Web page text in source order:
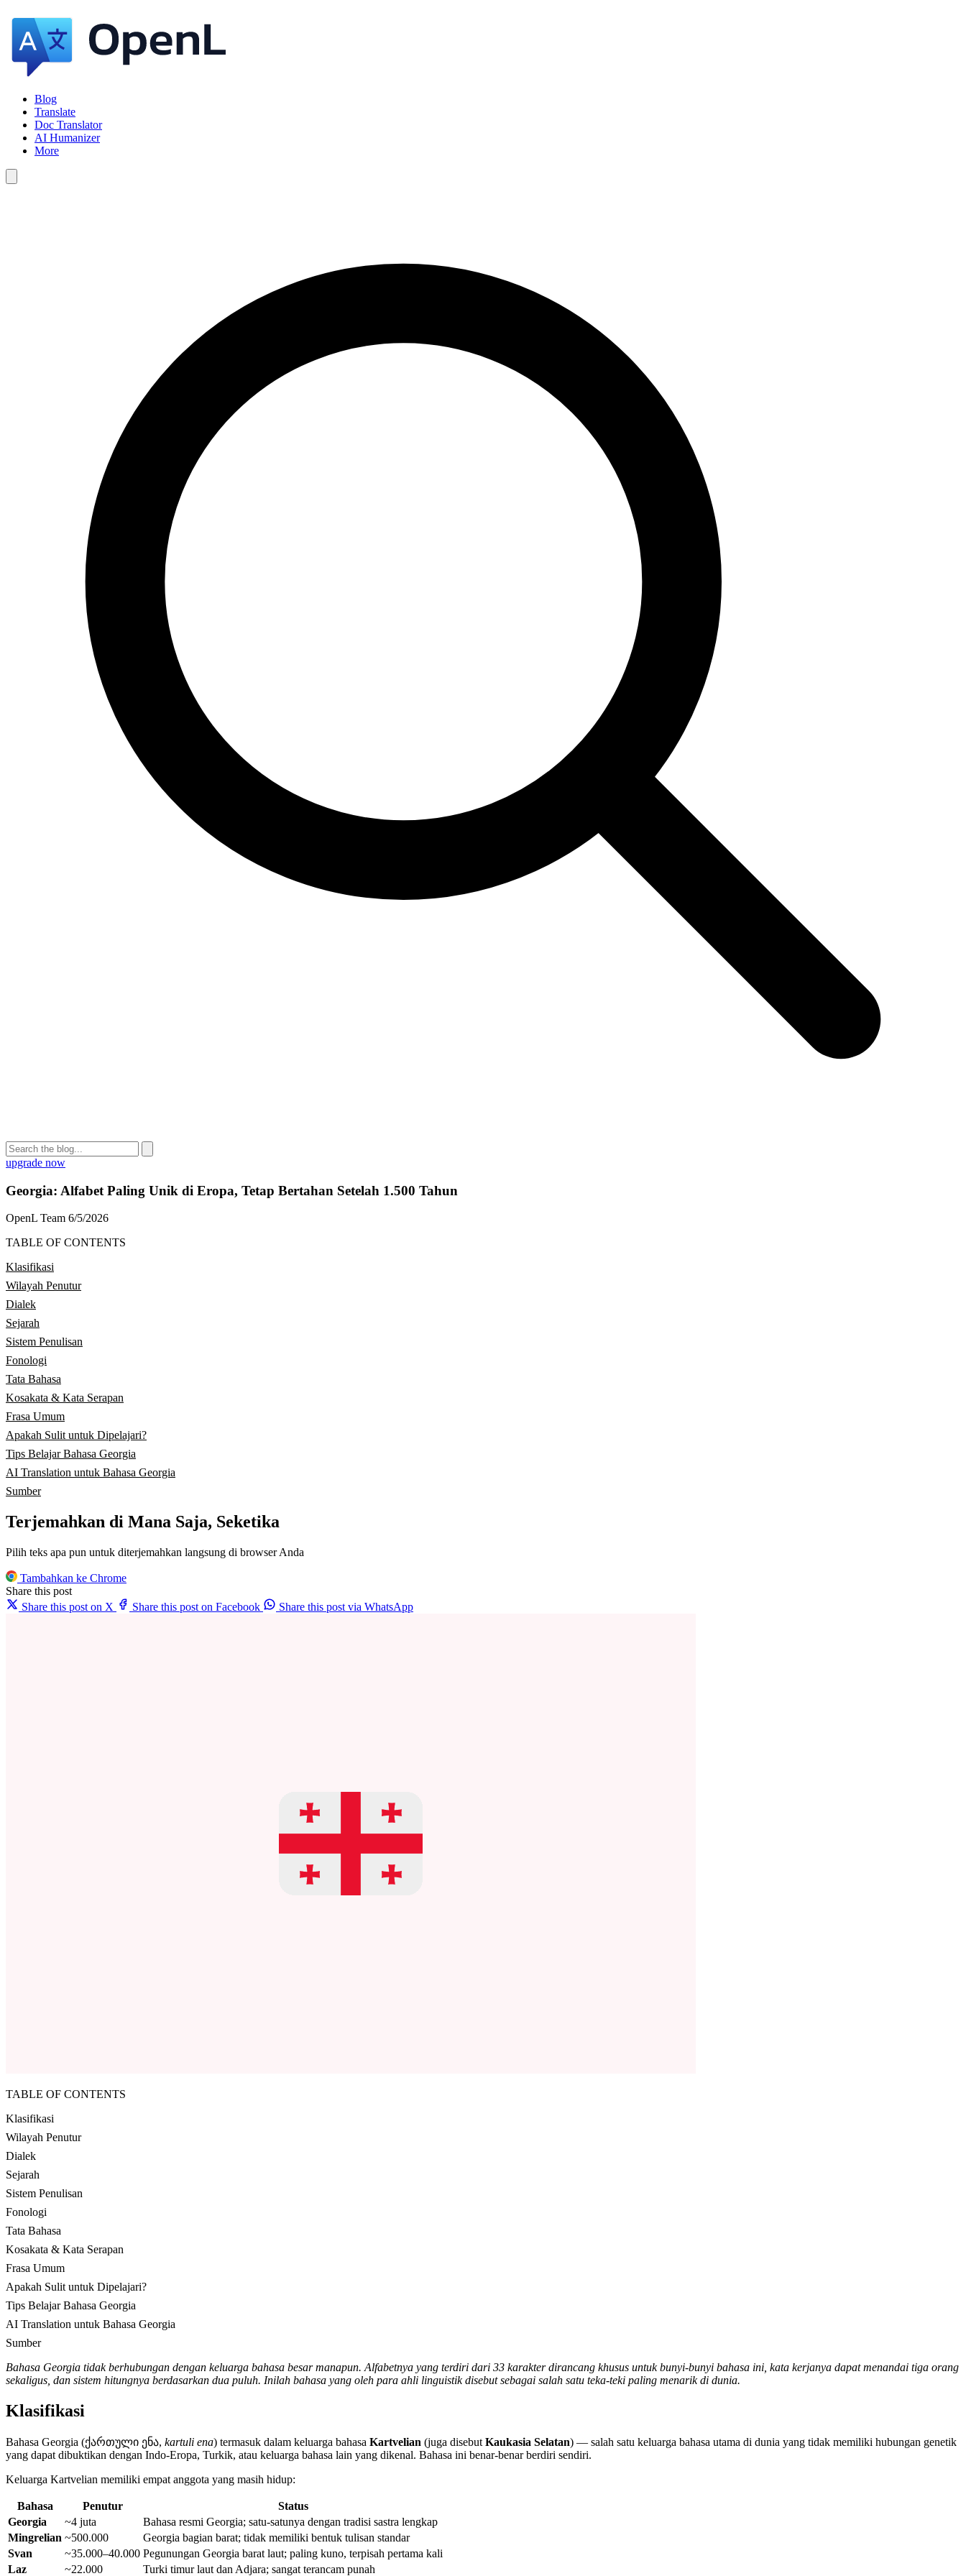
Blog
Translate
Doc Translator
AI Humanizer
More
upgrade now
Georgia: Alfabet Paling Unik di Eropa, Tetap Bertahan Setelah 1.500 Tahun
OpenL Team 6/5/2026
TABLE OF CONTENTS
Klasifikasi
Wilayah Penutur
Dialek
Sejarah
Sistem Penulisan
Fonologi
Tata Bahasa
Kosakata & Kata Serapan
Frasa Umum
Apakah Sulit untuk Dipelajari?
Tips Belajar Bahasa Georgia
AI Translation untuk Bahasa Georgia
Sumber
Terjemahkan di Mana Saja, Seketika
Pilih teks apa pun untuk diterjemahkan langsung di browser Anda
Tambahkan ke Chrome
Share this post
Share this post on X
Share this post on Facebook Share this post via WhatsApp
TABLE OF CONTENTS
Klasifikasi
Wilayah Penutur
Dialek
Sejarah
Sistem Penulisan
Fonologi
Tata Bahasa
Kosakata & Kata Serapan
Frasa Umum
Apakah Sulit untuk Dipelajari?
Tips Belajar Bahasa Georgia
AI Translation untuk Bahasa Georgia
Sumber
Bahasa Georgia tidak berhubungan dengan keluarga bahasa besar manapun. Alfabetnya yang terdiri dari 33 karakter dirancang khusus untuk bunyi-bunyi bahasa ini, kata kerjanya dapat menandai tiga orang
sekaligus, dan sistem hitungnya berdasarkan dua puluh. Inilah bahasa yang oleh para ahli linguistik disebut sebagai salah satu teka-teki paling menarik di dunia.
Klasifikasi
Bahasa Georgia (ქართული ენა, kartuli ena) termasuk dalam keluarga bahasa Kartvelian (juga disebut Kaukasia Selatan) — salah satu keluarga bahasa utama di dunia yang tidak memiliki hubungan genetik
yang dapat dibuktikan dengan Indo-Eropa, Turkik, atau keluarga bahasa lain yang dikenal. Bahasa ini benar-benar berdiri sendiri.
Keluarga Kartvelian memiliki empat anggota yang masih hidup:
Bahasa Penutur
Status
Georgia
~4 juta
Bahasa resmi Georgia; satu-satunya dengan tradisi sastra lengkap
Mingrelian ~500.000
Georgia bagian barat; tidak memiliki bentuk tulisan standar
Svan
~35.000–40.000 Pegunungan Georgia barat laut; paling kuno, terpisah pertama kali
Laz
~22.000 Turki timur laut dan Adjara; sangat terancam punah